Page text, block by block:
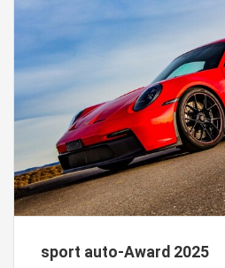
sport auto-Award 2025